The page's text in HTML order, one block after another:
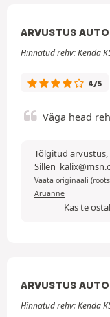
ARVUSTUS
Hinnatud rehv: Kenda
4/5
Väga head
Tõlgitud
Vaata originaali
Aruanne
Kas te
ARVUSTUS
Hinnatud rehv: Kenda